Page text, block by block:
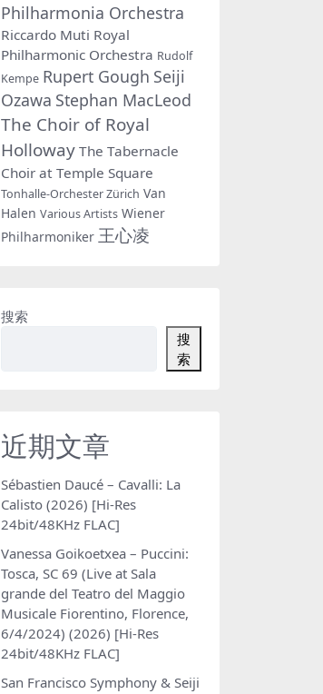
Philharmonia Orchestra
Riccardo Muti Royal
Philharmonic Orchestra Rudolf
Kempe Rupert Gough Seiji
Ozawa Stephan MacLeod
The Choir of Royal
Holloway The Tabernacle
Choir at Temple Square
Tonhalle-Orchester Zürich Van
Halen Various Artists Wiener
Philharmoniker 王心凌
搜索
搜
索
近期文章
Sébastien Daucé – Cavalli: La
Calisto (2026) [Hi-Res
24bit/48KHz FLAC]
Vanessa Goikoetxea – Puccini:
Tosca, SC 69 (Live at Sala
grande del Teatro del Maggio
Musicale Fiorentino, Florence,
6/4/2024) (2026) [Hi-Res
24bit/48KHz FLAC]
San Francisco Symphony & Seiji